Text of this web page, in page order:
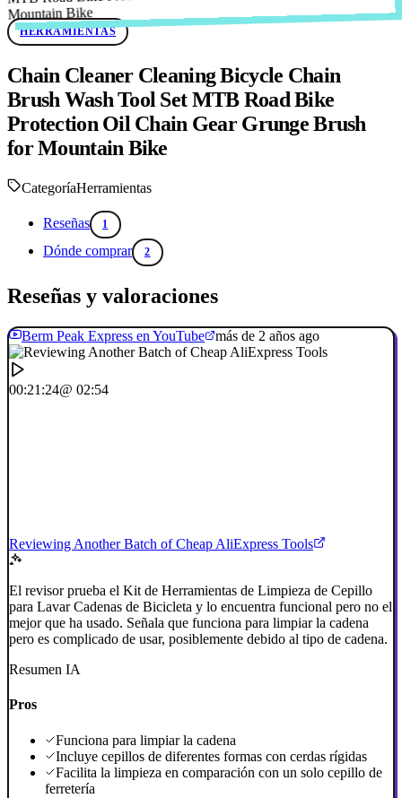
HERRAMIENTAS
Chain Cleaner Cleaning Bicycle Chain
Brush Wash Tool Set MTB Road Bike
Protection Oil Chain Gear Grunge Brush
for Mountain Bike
CategoríaHerramientas
Reseñas 1
Dónde comprar 2
Reseñas y valoraciones
Berm Peak Express en YouTube más de 2 años ago
00:21:24@ 02:54
Reviewing Another Batch of Cheap AliExpress Tools
El revisor prueba el Kit de Herramientas de Limpieza de Cepillo
para Lavar Cadenas de Bicicleta y lo encuentra funcional pero no el
mejor que ha usado. Señala que funciona para limpiar la cadena
pero es complicado de usar, posiblemente debido al tipo de cadena.
Resumen IA
Pros
Funciona para limpiar la cadena
Incluye cepillos de diferentes formas con cerdas rígidas
Facilita la limpieza en comparación con un solo cepillo de
ferretería